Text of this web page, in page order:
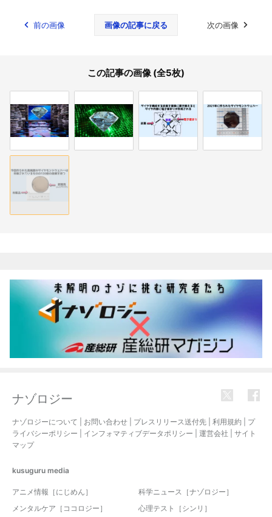
前の画像 画像の記事に戻る 次の画像
この記事の画像 (全5枚)
ナゾロジー
ナゾロジーについて お問い合わせ プレスリリース送付先 利用規約
プ
ライバシーポリシー
インフォマティブデータポリシー 運営会社
サイト
マップ
kusuguru media
アニメ情報［にじめん］
科学ニュース［ナゾロジー］
メンタルケア［ココロジー］
心理テスト［シンリ］